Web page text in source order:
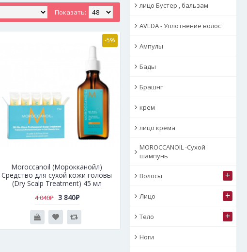
лицо Бустер , бальзам
AVEDA - Уплотнение волос
Ампулы
Бады
Брашнг
крем
лицо крема
MOROCCANOIL -Сухой
шампунь
Волосы +
Лицо +
Тело +
Ноги
Показать:
-5%
Moroccanoil (Морокканойл)
Средство для сухой кожи головы
(Dry Scalp Treatment) 45 мл
4 040₽ 3 840₽